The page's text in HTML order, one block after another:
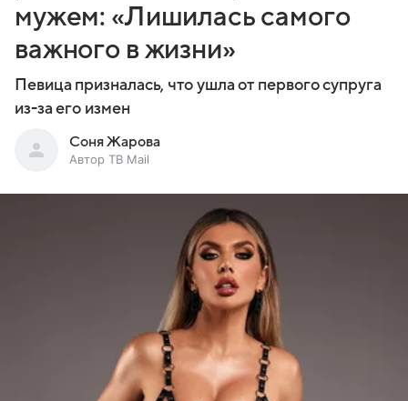
мужем: «Лишилась самого
важного в жизни»
Певица призналась, что ушла от первого супруга
из-за его измен
Соня Жарова
Автор ТВ Mail